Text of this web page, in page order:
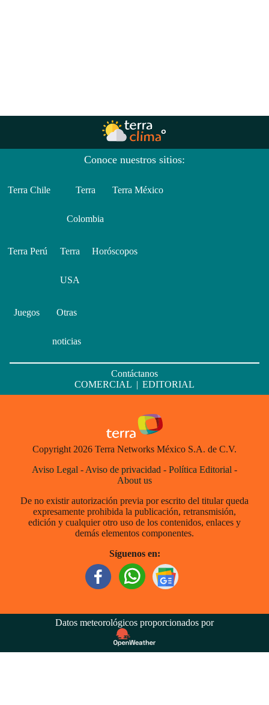
Conoce nuestros sitios:
Terra Chile Terra
Colombia
Terra México
Terra Perú Terra
USA
Horóscopos
Juegos Otras
noticias
Contáctanos
COMERCIAL | EDITORIAL
Copyright 2026 Terra Networks México S.A. de C.V.
Aviso Legal - Aviso de privacidad - Política Editorial -
About us
De no existir autorización previa por escrito del titular queda
expresamente prohibida la publicación, retransmisión,
edición y cualquier otro uso de los contenidos, enlaces y
demás elementos componentes.
Síguenos en:
Datos meteorológicos proporcionados por